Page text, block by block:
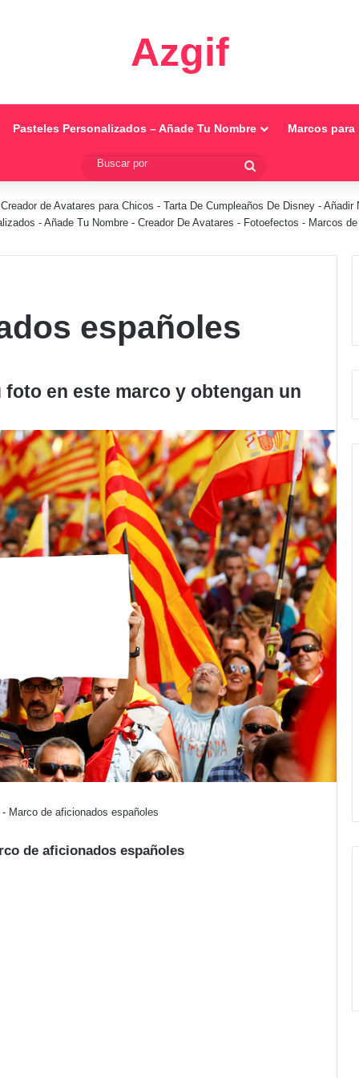
Azgif
Pasteles Personalizados – Añade Tu Nombre Marcos
Creador de Avatares para Chicos - Tarta De Cumpleaños De Disney - Añadir
- Añade Tu Nombre - Creador De Avatares - Fotoefectos - Marcos
españoles
en este marco y obtengan un
Marco de aficionados españoles
de aficionados españoles